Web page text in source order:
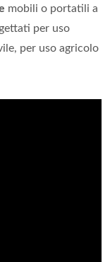
mobili o portatili a
per uso
per uso agricolo